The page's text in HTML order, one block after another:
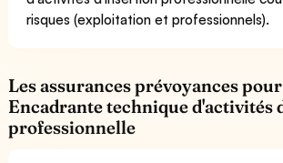
risques (exploitation et professionnels).
Les assurances prévoyances
Encadrante technique d'activités
professionnelle